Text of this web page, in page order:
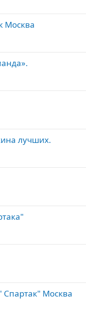
Москва
лучших.
Москва